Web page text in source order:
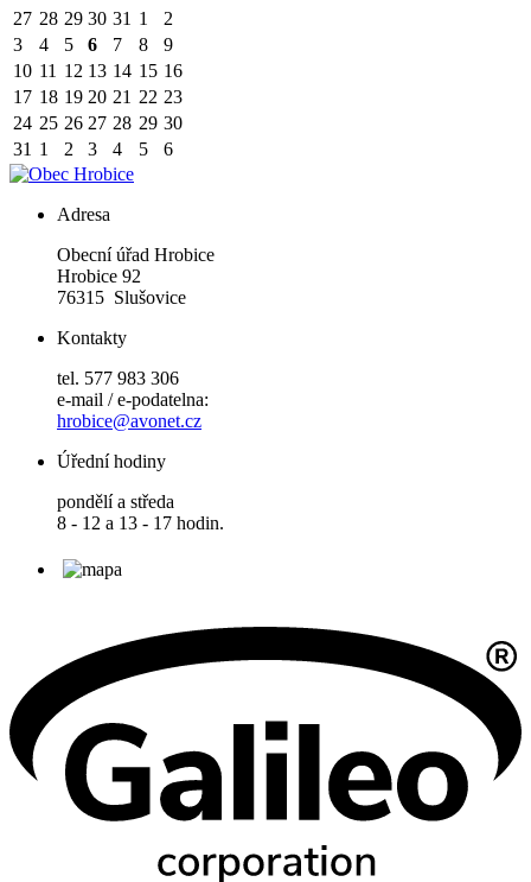
27 28 29 30 31 1
2
3
4 5 6 7 8
9
10 11 12 13 14 15 16
17 18 19 20 21 22 23
24 25 26 27 28 29 30
31 1 2 3 4 5 6
Adresa
Obecní úřad Hrobice
Hrobice 92
76315 Slušovice
Kontakty
tel. 577 983 306
e-mail / e-podatelna:
hrobice@avonet.cz
Úřední hodiny
pondělí a středa
8 - 12 a 13 - 17 hodin.